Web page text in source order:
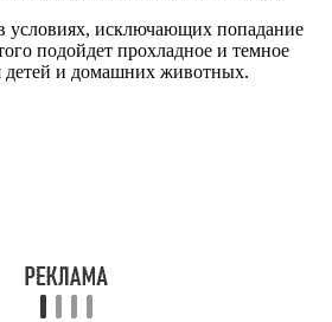
условиях, исключающих попадание
подойдет прохладное и темное
детей и домашних животных.